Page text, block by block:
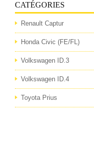
CATÉGORIES
Renault Captur
Honda Civic (FE/FL)
Volkswagen ID.3
Volkswagen ID.4
Toyota Prius